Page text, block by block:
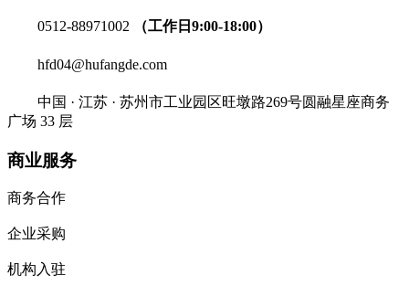
0512-88971002 （工作日9:00-18:00）
hfd04@hufangde.com
中国 · 江苏 · 苏州市工业园区旺墩路269号圆融星座商务
广场 33 层
商业服务
商务合作
企业采购
机构入驻